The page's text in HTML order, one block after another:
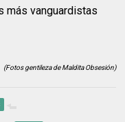
más vanguardistas
(Fotos gentileza de Maldita Obsesión)